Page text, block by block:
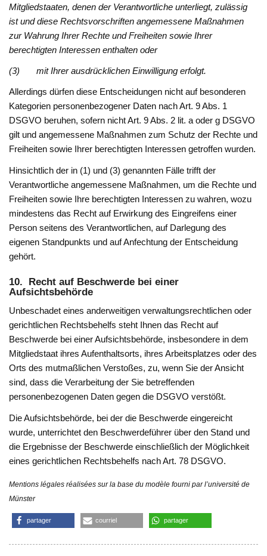
Mitgliedstaaten, denen der Verantwortliche unterliegt, zulässig
ist und diese Rechtsvorschriften angemessene Maßnahmen
zur Wahrung Ihrer Rechte und Freiheiten sowie Ihrer
berechtigten Interessen enthalten oder
(3) mit Ihrer ausdrücklichen Einwilligung erfolgt.
Allerdings dürfen diese Entscheidungen nicht auf besonderen
Kategorien personenbezogener Daten nach Art. 9 Abs. 1
DSGVO beruhen, sofern nicht Art. 9 Abs. 2 lit. a oder g DSGVO
gilt und angemessene Maßnahmen zum Schutz der Rechte und
Freiheiten sowie Ihrer berechtigten Interessen getroffen wurden.
Hinsichtlich der in (1) und (3) genannten Fälle trifft der
Verantwortliche angemessene Maßnahmen, um die Rechte und
Freiheiten sowie Ihre berechtigten Interessen zu wahren, wozu
mindestens das Recht auf Erwirkung des Eingreifens einer
Person seitens des Verantwortlichen, auf Darlegung des
eigenen Standpunkts und auf Anfechtung der Entscheidung
gehört.
10. Recht auf Beschwerde bei einer
Aufsichtsbehörde
Unbeschadet eines anderweitigen verwaltungsrechtlichen oder
gerichtlichen Rechtsbehelfs steht Ihnen das Recht auf
Beschwerde bei einer Aufsichtsbehörde, insbesondere in dem
Mitgliedstaat ihres Aufenthaltsorts, ihres Arbeitsplatzes oder des
Orts des mutmaßlichen Verstoßes, zu, wenn Sie der Ansicht
sind, dass die Verarbeitung der Sie betreffenden
personenbezogenen Daten gegen die DSGVO verstößt.
Die Aufsichtsbehörde, bei der die Beschwerde eingereicht
wurde, unterrichtet den Beschwerdeführer über den Stand und
die Ergebnisse der Beschwerde einschließlich der Möglichkeit
eines gerichtlichen Rechtsbehelfs nach Art. 78 DSGVO.
Mentions légales réalisées sur la base du modèle fourni par l’université de
Münster
partager courriel partager